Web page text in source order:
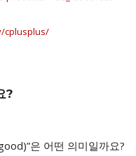
cplusplus/
?
은 어떤 의미일까요?